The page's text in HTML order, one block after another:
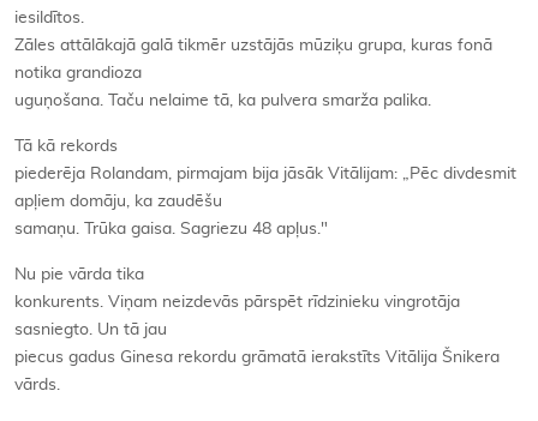
iesildītos.
Zāles attālākajā galā tikmēr uzstājās mūziķu grupa, kuras fonā
notika grandioza
uguņošana. Taču nelaime tā, ka pulvera smarža palika.
Tā kā rekords
piederēja Rolandam, pirmajam bija jāsāk Vitālijam: „Pēc divdesmit
apļiem domāju, ka zaudēšu
samaņu. Trūka gaisa. Sagriezu 48 apļus."
Nu pie vārda tika
konkurents. Viņam neizdevās pārspēt rīdzinieku vingrotāja
sasniegto. Un tā jau
piecus gadus Ginesa rekordu grāmatā ierakstīts Vitālija Šnikera
vārds.